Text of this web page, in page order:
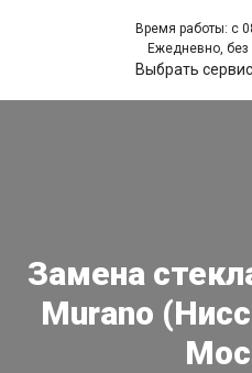
Время работы: с
Ежедневно,
Выбрать сервис
Замена
Murano